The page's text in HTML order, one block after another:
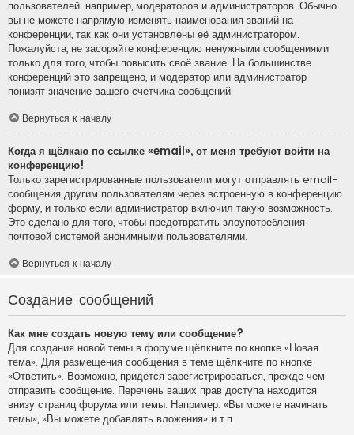
пользователей: например, модераторов и администраторов. Обычно
вы не можете напрямую изменять наименования званий на
конференции, так как они установлены её администратором.
Пожалуйста, не засоряйте конференцию ненужными сообщениями
только для того, чтобы повысить своё звание. На большинстве
конференций это запрещено, и модератор или администратор
понизят значение вашего счётчика сообщений.
Вернуться к началу
Когда я щёлкаю по ссылке «email», от меня требуют войти на
конференцию!
Только зарегистрированные пользователи могут отправлять email-
сообщения другим пользователям через встроенную в конференцию
форму, и только если администратор включил такую возможность.
Это сделано для того, чтобы предотвратить злоупотребления
почтовой системой анонимными пользователями.
Вернуться к началу
Создание сообщений
Как мне создать новую тему или сообщение?
Для создания новой темы в форуме щёлкните по кнопке «Новая
тема». Для размещения сообщения в теме щёлкните по кнопке
«Ответить». Возможно, придётся зарегистрироваться, прежде чем
отправить сообщение. Перечень ваших прав доступа находится
внизу страниц форума или темы. Например: «Вы можете начинать
темы», «Вы можете добавлять вложения» и т.п.